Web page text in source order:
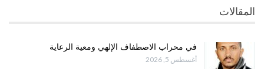
المقالات
في محراب الاصطفاف الإلهي ومعية الرعاية
أغسطس 5, 2026